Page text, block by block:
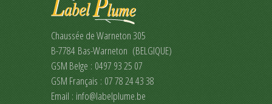
Chaussée de Warneton 305
B-7784 Bas-Warneton (BELGIQUE)
GSM Belge : 0497 93 25 07
GSM Français : 07 78 24 43 38
Email : info@labelplume.be